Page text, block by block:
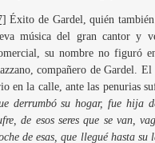
Éxito de Gardel, quién
música del gran cantor y
su nombre no figuró
compañero de Gardel.
en la calle, ante las penurias
derrumbó su hogar, fue hija
de esos seres que se van,
de esas, que llegué hasta